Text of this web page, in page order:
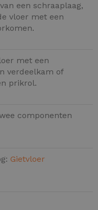
een schraaplaag,
vloer met een
met een
verdeelkam of
prikrol.
componenten
Gietvloer